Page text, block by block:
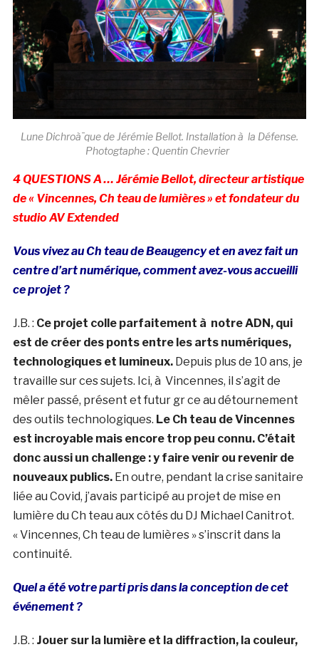
Lune Dichroà¯que de Jérémie Bellot. Installation à la Défense.
Photogtaphe : Quentin Chevrier
4 QUESTIONS A … Jérémie Bellot, directeur artistique
de « Vincennes, Ch teau de lumières » et fondateur du
studio AV Extended
Vous vivez au Ch teau de Beaugency et en avez fait un
centre d’art numérique, comment avez-vous accueilli
ce projet ?
J.B. : Ce projet colle parfaitement à notre ADN, qui
est de créer des ponts entre les arts numériques,
technologiques et lumineux.Depuis plus de 10 ans, je
travaille sur ces sujets. Ici, à Vincennes, il s’agit de
mêler passé, présent et futur gr ce au détournement
des outils technologiques. Le Ch teau de Vincennes
est incroyable mais encore trop peu connu. C’était
donc aussi un challenge : y faire venir ou revenir de
nouveaux publics.En outre, pendant la crise sanitaire
liée au Covid, j’avais participé au projet de mise en
lumière du Ch teau aux côtés du DJ Michael Canitrot.
« Vincennes, Ch teau de lumières » s’inscrit dans la
continuité.
Quel a été votre parti pris dans la conception de cet
événement ?
J.B. : Jouer sur la lumière et la diffraction, la couleur,